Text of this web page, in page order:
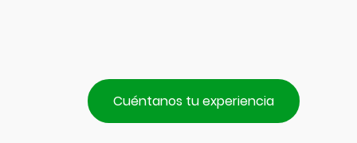
Cuéntanos tu experiencia